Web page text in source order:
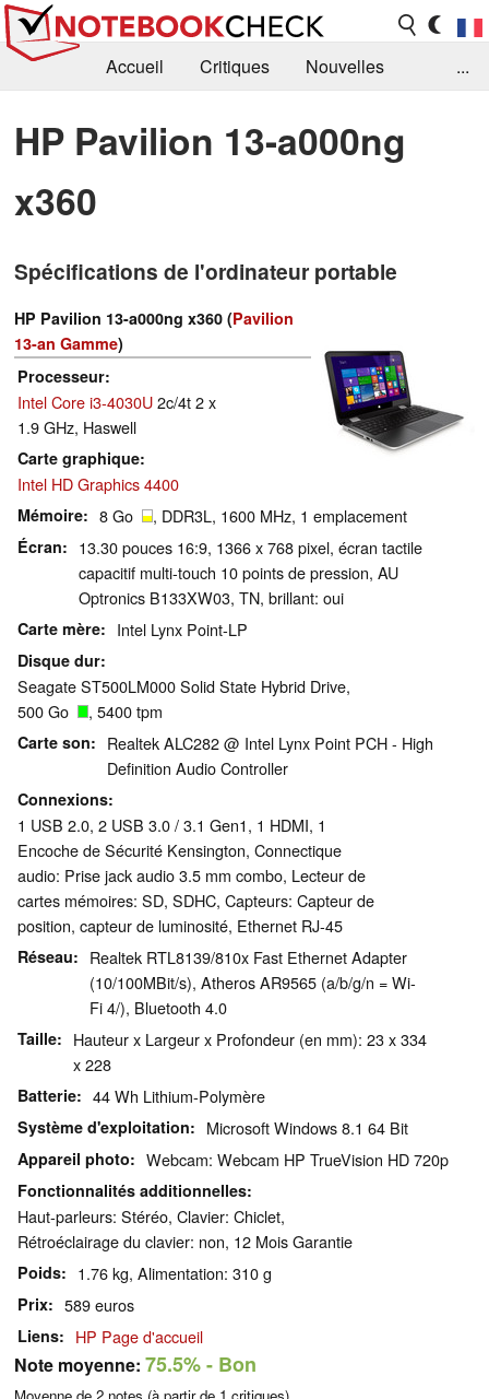
Accueil Critiques
Nouvelles
Recherche
Contact
...
HP Pavilion 13-a000ng
x360
Spécifications de l'ordinateur portable
HP Pavilion 13-a000ng x360 (Pavilion
13-an Gamme)
Processeur
Intel Core i3-4030U2c/4t 2 x
1.9 GHz, Haswell
Carte graphique
Intel HD Graphics 4400
Mémoire 8 Go , DDR3L, 1600 MHz, 1 emplacement
Écran
13.30 pouces 16:9, 1366 x 768 pixel, écran tactile
capacitif multi-touch 10 points de pression, AU
Optronics B133XW03, TN, brillant: oui
Carte mère Intel Lynx Point-LP
Disque dur
Seagate ST500LM000 Solid State Hybrid Drive,
500 Go
, 5400 tpm
Carte son
Realtek ALC282 @ Intel Lynx Point PCH - High
Definition Audio Controller
Connexions
1 USB 2.0, 2 USB 3.0 / 3.1 Gen1, 1 HDMI, 1
Encoche de Sécurité Kensington, Connectique
audio: Prise jack audio 3.5 mm combo, Lecteur de
cartes mémoires: SD, SDHC, Capteurs: Capteur de
position, capteur de luminosité, Ethernet RJ-45
Réseau
Realtek RTL8139/810x Fast Ethernet Adapter
(10/100MBit/s), Atheros AR9565 (a/b/g/n = Wi-
Fi 4/), Bluetooth 4.0
Taille
Hauteur x Largeur x Profondeur (en mm): 23 x 334
x 228
Batterie 44 Wh Lithium-Polymère
Système d'exploitation Microsoft Windows 8.1 64 Bit
Appareil photo Webcam: Webcam HP TrueVision HD 720p
Fonctionnalités additionnelles
Haut-parleurs: Stéréo, Clavier: Chiclet,
Rétroéclairage du clavier: non, 12 Mois Garantie
Poids 1.76 kg, Alimentation: 310 g
Prix 589 euros
Liens HP Page d'accueil
Note moyenne: 75.5%- Bon